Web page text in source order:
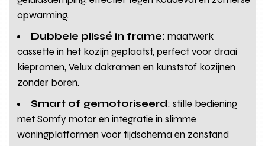
opwarming.
Dubbele plissé in frame: maatwerk
cassette in het kozijn geplaatst, perfect voor draai
kiepramen, Velux dakramen en kunststof kozijnen
zonder boren.
Smart of gemotoriseerd: stille bediening
met Somfy motor en integratie in slimme
woningplatformen voor tijdschema en zonstand